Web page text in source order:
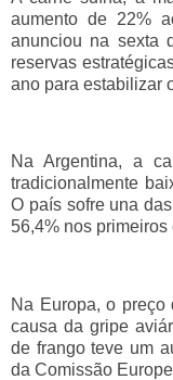
aumento de 22%
anunciou na sexta
reservas
ano para estabilizar
Na Argentina, a
tradicionalmente
O país sofre una
56,4% nos
Na Europa, o preço
causa da gripe
de frango teve um
da Comissão